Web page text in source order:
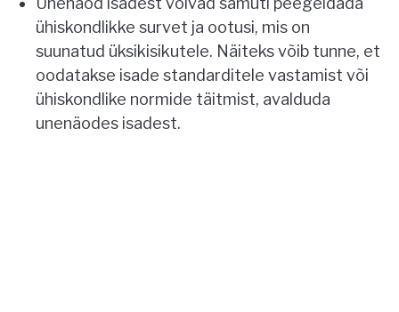
ühiskondlikke survet ja ootusi, mis on
suunatud üksikisikutele. Näiteks võib tunne, et
oodatakse isade standarditele vastamist või
ühiskondlike normide täitmist, avalduda
unenäodes isadest.